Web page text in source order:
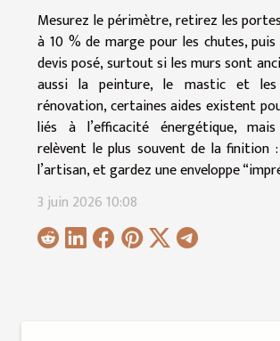
Mesurez le périmètre, retirez les
à 10 % de marge pour les chutes,
devis posé, surtout si les murs sont
aussi la peinture, le mastic et les
rénovation, certaines aides existent
liés à l’efficacité énergétique,
relèvent le plus souvent de la finition
l’artisan, et gardez une enveloppe
3 juin 2026 10:08